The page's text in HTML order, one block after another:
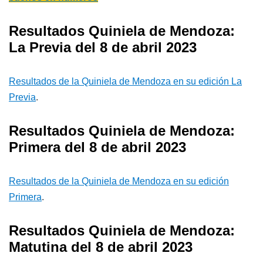
Resultados Quiniela de Mendoza:
La Previa del 8 de abril 2023
Resultados de la Quiniela de Mendoza en su edición La
Previa.
Resultados Quiniela de Mendoza:
Primera del 8 de abril 2023
Resultados de la Quiniela de Mendoza en su edición
Primera.
Resultados Quiniela de Mendoza:
Matutina del 8 de abril 2023